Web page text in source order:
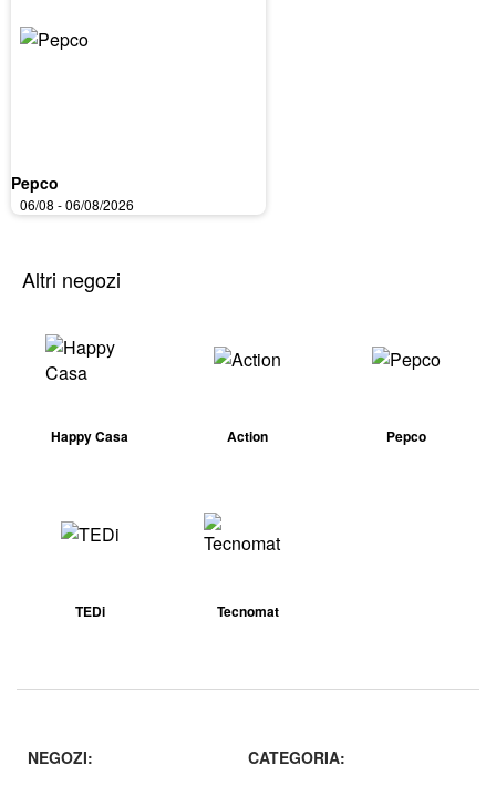
Pepco
06/08 - 06/08/2026
Altri negozi
Happy Casa Action Pepco
TEDi Tecnomat
NEGOZI:
CATEGORIA: